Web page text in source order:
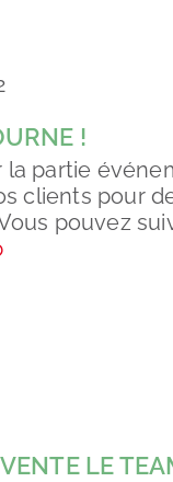
!
partie
clients pour
pouvez
LE